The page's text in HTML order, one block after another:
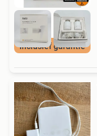
Inclusief garantie